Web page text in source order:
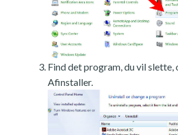
Find det program, du vil slette,
Afinstaller.